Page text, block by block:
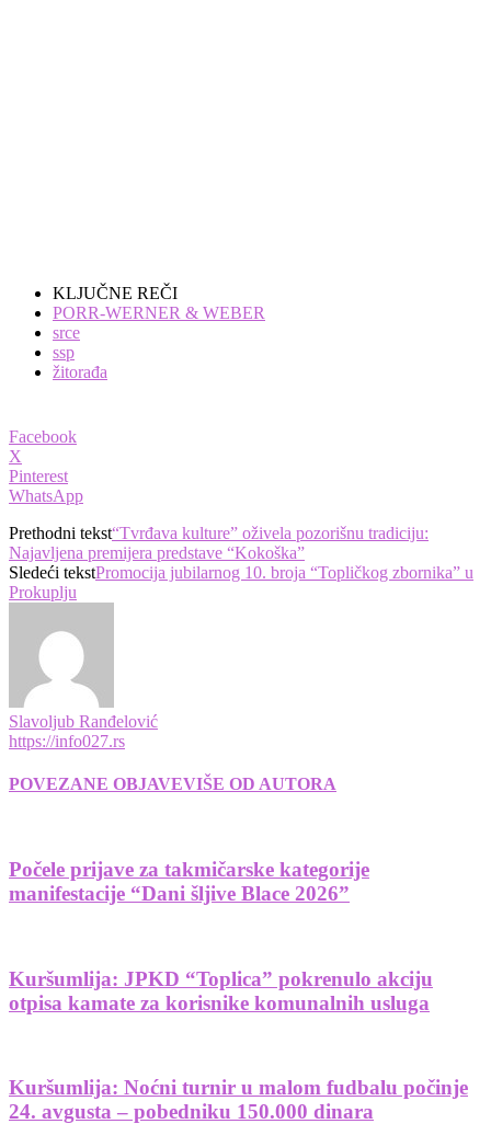
KLJUČNE REČI
PORR-WERNER & WEBER
srce
ssp
žitorađa
Facebook
X
Pinterest
WhatsApp
Prethodni tekst“Tvrđava kulture” oživela pozorišnu tradiciju:
Najavljena premijera predstave “Kokoška”
Sledeći tekstPromocija jubilarnog 10. broja “Topličkog zbornika” u
Prokuplju
Slavoljub Ranđelović
https://info027.rs
POVEZANE OBJAVEVIŠE OD AUTORA
Počele prijave za takmičarske kategorije
manifestacije “Dani šljive Blace 2026”
Kuršumlija: JPKD “Toplica” pokrenulo akciju
otpisa kamate za korisnike komunalnih usluga
Kuršumlija: Noćni turnir u malom fudbalu počinje
24. avgusta – pobedniku 150.000 dinara